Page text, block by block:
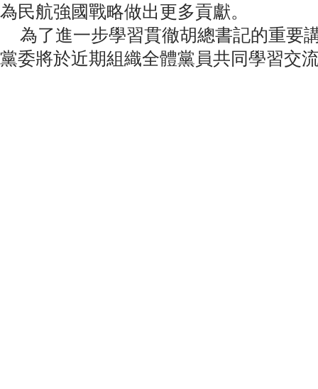
為民航強國戰略做出更多貢獻。
為了進一步學習貫徹胡總書記的重要
黨委將於近期組織全體黨員共同學習交